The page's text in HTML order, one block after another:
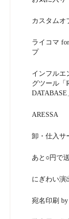
カスタムオ
ライコマ
プ
インフルエ
グツール「
DATABASE
ARESSA
卸・仕入サ
あと○円で
にぎわい演
宛名印刷 by